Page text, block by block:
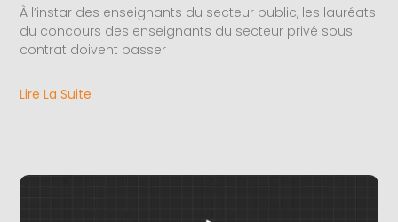
À l’instar des enseignants du secteur public, les lauréats
du concours des enseignants du secteur privé sous
contrat doivent passer
Lire La Suite